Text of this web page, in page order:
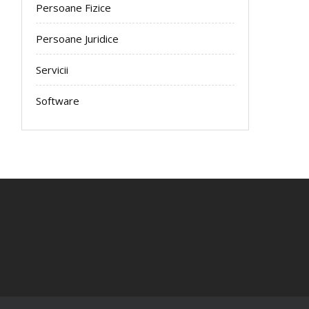
Persoane Fizice
Persoane Juridice
Servicii
Software